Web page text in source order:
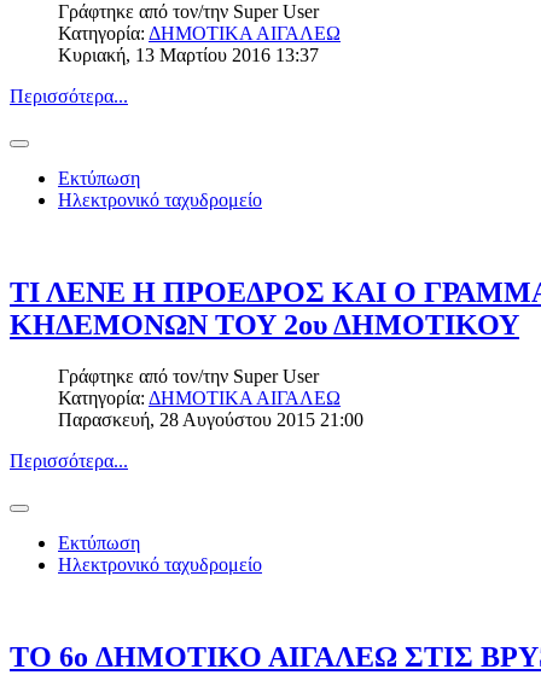
Γράφτηκε από τον/την Super User
Κατηγορία: ΔΗΜΟΤΙΚΑ ΑΙΓΑΛΕΩ
Κυριακή, 13 Μαρτίου 2016 13:37
Περισσότερα...
Εκτύπωση
Ηλεκτρονικό ταχυδρομείο
ΤΙ ΛΕΝΕ Η ΠΡΟΕΔΡΟΣ ΚΑΙ Ο
ΚΗΔΕΜΟΝΩΝ ΤΟΥ 2ου ΔΗΜΟΤΙΚΟΥ
Γράφτηκε από τον/την Super User
Κατηγορία: ΔΗΜΟΤΙΚΑ ΑΙΓΑΛΕΩ
Παρασκευή, 28 Αυγούστου 2015 21:00
Περισσότερα...
Εκτύπωση
Ηλεκτρονικό ταχυδρομείο
ΤΟ 6o ΔΗΜΟΤΙΚΟ ΑΙΓΑΛΕΩ ΣΤΙΣ